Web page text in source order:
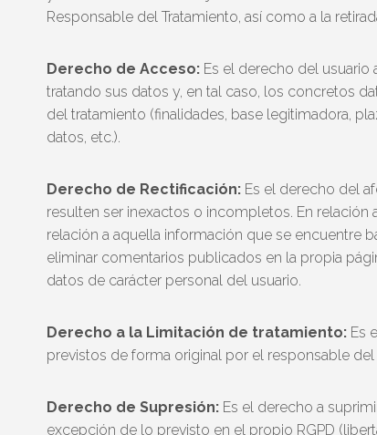
Responsable del Tratamiento, así como a la
Derecho de Acceso: Es el derecho del
tratando sus datos y, en tal caso, los concretos
del tratamiento (finalidades, base legitimadora,
datos, etc.).
Derecho de Rectificación: Es el derecho del
resulten ser inexactos o incompletos. En relación
relación a aquella información que se encuentre
eliminar comentarios publicados en la propia
datos de carácter personal del usuario.
Derecho a la Limitación de tratamiento: Es
previstos de forma original por el responsable
Derecho de Supresión: Es el derecho a
excepción de lo previsto en el propio RGPD